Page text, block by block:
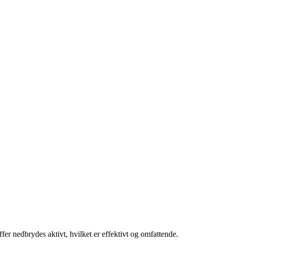
nedbrydes aktivt, hvilket er effektivt og omfattende.